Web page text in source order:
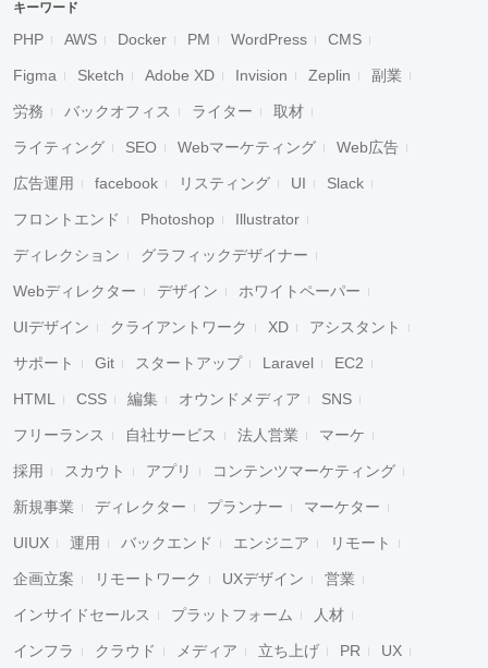
キーワード
PHP AWS Docker PM WordPress CMS
Figma Sketch Adobe XD Invision Zeplin 副業
労務 バックオフィス ライター 取材
ライティング SEO Webマーケティング Web広告
広告運用 facebook リスティング UI Slack
フロントエンド Photoshop Illustrator
ディレクション グラフィックデザイナー
Webディレクター デザイン ホワイトペーパー
UIデザイン クライアントワーク XD アシスタント
サポート Git スタートアップ Laravel EC2
HTML CSS 編集 オウンドメディア SNS
フリーランス 自社サービス 法人営業 マーケ
採用 スカウト アプリ コンテンツマーケティング
新規事業 ディレクター プランナー マーケター
UIUX 運用 バックエンド エンジニア リモート
企画立案 リモートワーク UXデザイン 営業
インサイドセールス プラットフォーム 人材
インフラ クラウド メディア 立ち上げ PR UX